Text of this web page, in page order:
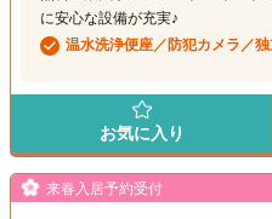
に安心な設備が充実♪
温水洗浄便座／防犯カメラ／
お気に入り
来春入居予約受付